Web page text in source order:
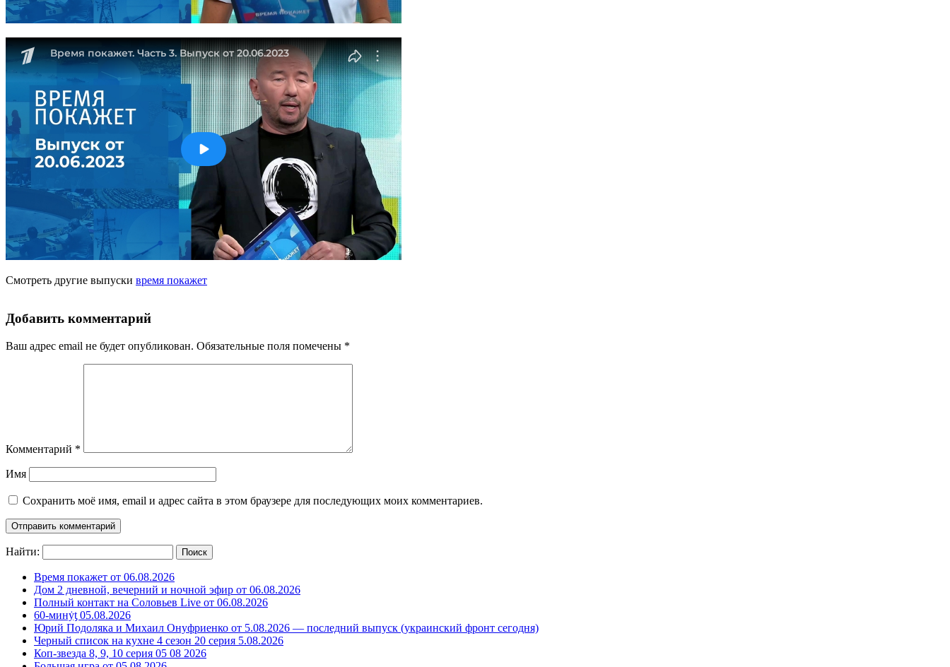
Смотреть другие выпуски время покажет
Добавить комментарий
Ваш адрес email не будет опубликован. Обязательные поля помечены *
Комментарий *
Имя
Сохранить моё имя, email и адрес сайта в этом браузере для последующих моих комментариев.
Найти:
Время покажет от 06.08.2026
Дом 2 дневной, вечерний и ночной эфир от 06.08.2026
Полный контакт на Соловьев Live от 06.08.2026
60-минẏƫ 05.08.2026
Юрий Подоляка и Михаил Онуфриенко от 5.08.2026 — последний выпуск (украинский фронт сегодня)
Черный список на кухне 4 сезон 20 серия 5.08.2026
Коп-звезда 8, 9, 10 серия 05 08 2026